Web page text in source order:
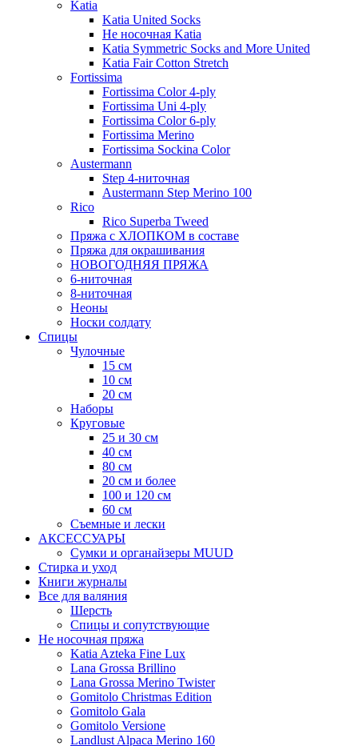
Katia
Katia United Socks
Не носочная Katia
Katia Symmetric Socks and More United
Katia Fair Cotton Stretch
Fortissima
Fortissima Color 4-ply
Fortissima Uni 4-ply
Fortissima Color 6-ply
Fortissima Merino
Fortissima Sockina Color
Austermann
Step 4-ниточная
Austermann Step Merino 100
Rico
Rico Superba Tweed
Пряжа с ХЛОПКОМ в составе
Пряжа для окрашивания
НОВОГОДНЯЯ ПРЯЖА
6-ниточная
8-ниточная
Неоны
Носки солдату
Спицы
Чулочные
15 см
10 см
20 см
Наборы
Круговые
25 и 30 см
40 см
80 см
20 см и более
100 и 120 см
60 см
Съемные и лески
АКСЕССУАРЫ
Сумки и органайзеры MUUD
Стирка и уход
Книги журналы
Все для валяния
Шерсть
Спицы и сопутствующие
Не носочная пряжа
Katia Azteka Fine Lux
Lana Grossa Brillino
Lana Grossa Merino Twister
Gomitolo Christmas Edition
Gomitolo Gala
Gomitolo Versione
Landlust Alpaca Merino 160